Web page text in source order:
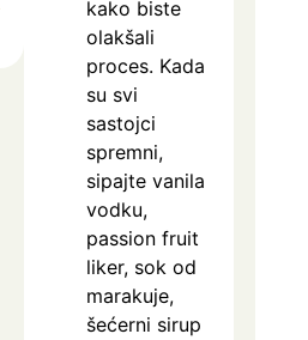
kako biste
olakšali
proces. Kada
su svi
sastojci
spremni,
sipajte vanila
vodku,
passion fruit
liker, sok od
marakuje,
šećerni sirup